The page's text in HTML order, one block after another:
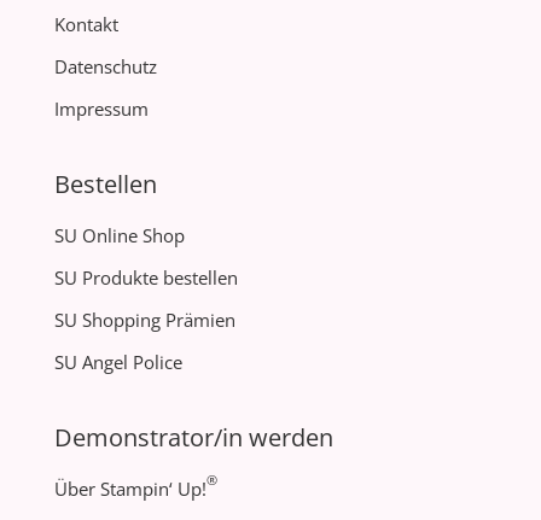
Kontakt
Datenschutz
Impressum
Bestellen
SU Online Shop
SU Produkte bestellen
SU Shopping Prämien
SU Angel Police
Demonstrator/in werden
Über Stampin‘ Up!®